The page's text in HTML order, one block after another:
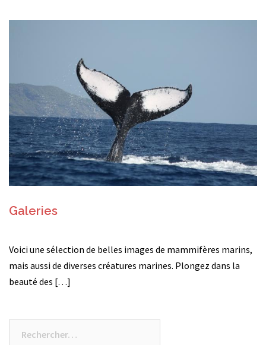
Galeries
Voici une sélection de belles images de mammifères marins,
mais aussi de diverses créatures marines. Plongez dans la
beauté des […]